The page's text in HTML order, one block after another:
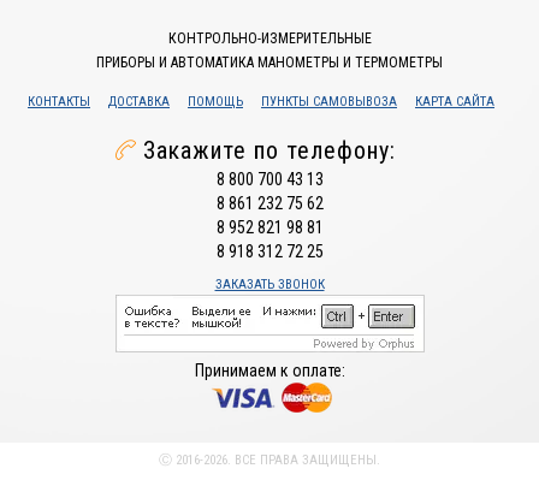
КОНТРОЛЬНО-ИЗМЕРИТЕЛЬНЫЕ
ПРИБОРЫ И АВТОМАТИКА МАНОМЕТРЫ И ТЕРМОМЕТРЫ
КОНТАКТЫ ДОСТАВКА ПОМОЩЬ ПУНКТЫ САМОВЫВОЗА КАРТА САЙТА
Закажите по телефону:
8 800 700 43 13
8 861 232 75 62
8 952 821 98 81
8 918 312 72 25
ЗАКАЗАТЬ ЗВОНОК
Принимаем к оплате:
Ⓒ 2016-2026. ВСЕ ПРАВА ЗАЩИЩЕНЫ.